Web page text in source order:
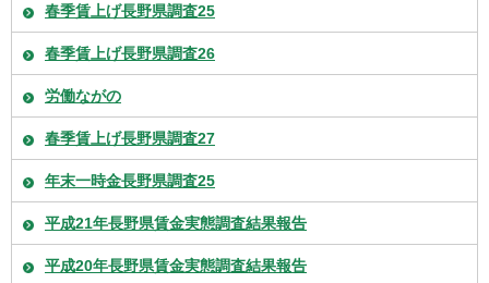
春季賃上げ長野県調査25
春季賃上げ長野県調査26
労働ながの
春季賃上げ長野県調査27
年末一時金長野県調査25
平成21年長野県賃金実態調査結果報告
平成20年長野県賃金実態調査結果報告